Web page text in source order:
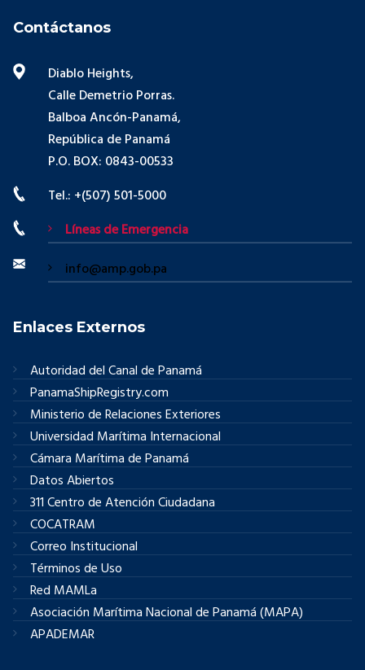
Contáctanos
Diablo Heights,
Calle Demetrio Porras.
Balboa Ancón-Panamá,
República de Panamá
P.O. BOX: 0843-00533
Tel.: +(507) 501-5000
Líneas de Emergencia
info@amp.gob.pa
Enlaces Externos
Autoridad del Canal de Panamá
PanamaShipRegistry.com
Ministerio de Relaciones Exteriores
Universidad Marítima Internacional
Cámara Marítima de Panamá
Datos Abiertos
311 Centro de Atención Ciudadana
COCATRAM
Correo Institucional
Términos de Uso
Red MAMLa
Asociación Marítima Nacional de Panamá (MAPA)
APADEMAR